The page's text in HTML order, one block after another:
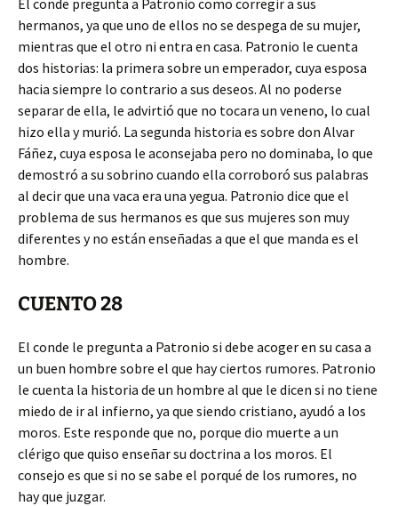
El conde pregunta a Patronio como corregir a sus
hermanos, ya que uno de ellos no se despega de su mujer,
mientras que el otro ni entra en casa. Patronio le cuenta
dos historias: la primera sobre un emperador, cuya esposa
hacia siempre lo contrario a sus deseos. Al no poderse
separar de ella, le advirtió que no tocara un veneno, lo cual
hizo ella y murió. La segunda historia es sobre don Alvar
Fáñez, cuya esposa le aconsejaba pero no dominaba, lo que
demostró a su sobrino cuando ella corroboró sus palabras
al decir que una vaca era una yegua. Patronio dice que el
problema de sus hermanos es que sus mujeres son muy
diferentes y no están enseñadas a que el que manda es el
hombre.
CUENTO 28
El conde le pregunta a Patronio si debe acoger en su casa a
un buen hombre sobre el que hay ciertos rumores. Patronio
le cuenta la historia de un hombre al que le dicen si no tiene
miedo de ir al infierno, ya que siendo cristiano, ayudó a los
moros. Este responde que no, porque dio muerte a un
clérigo que quiso enseñar su doctrina a los moros. El
consejo es que si no se sabe el porqué de los rumores, no
hay que juzgar.